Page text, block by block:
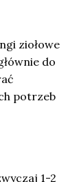
ziołowe
do
potrzeb
1-2